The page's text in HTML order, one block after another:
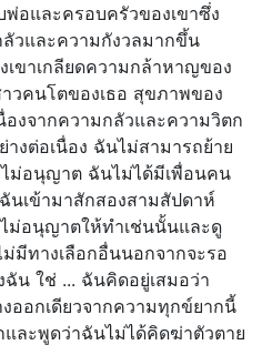
อและครอบครัวของเขาซึ่ง
วและความกังวลมากขึ้น
เขาเกลียดความกล้าหาญของ
วคนโตของเธอ สุขภาพของ
องจากความกลัวและความวิตก
งต่อเนื่อง ฉันไม่สามารถย้าย
ไม่อนุญาต ฉันไม่ได้มีเพื่อนคน
นเข้ามาสักสองสามสัปดาห์
ม่อนุญาตให้ทำเช่นนั้นและดู
มีทางเลือกอื่นนอกจากจะรอ
น ใช่ ... ฉันคิดอยู่เสมอว่า
ออกเดียวจากความทุกข์ยากนี้
และพูดว่าฉันไม่ได้คิดฆ่าตัวตาย